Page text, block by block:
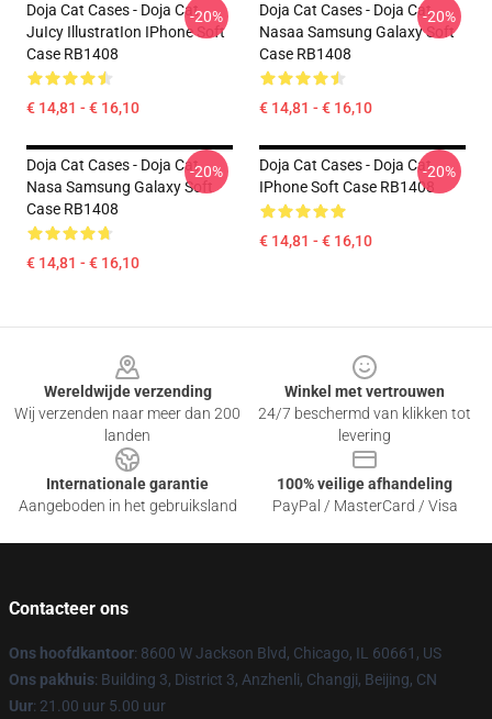
Doja Cat Cases - Doja Cat
JuIcy IllustratIon IPhone Soft
Case RB1408
€ 14,81 - € 16,10
-20%
Doja Cat Cases - Doja Cat
Nasaa Samsung Galaxy Soft
Case RB1408
€ 14,81 - € 16,10
-20%
Doja Cat Cases - Doja Cat
Nasa Samsung Galaxy Soft
Case RB1408
€ 14,81 - € 16,10
-20%
Doja Cat Cases - Doja Cat
IPhone Soft Case RB1408
€ 14,81 - € 16,10
-20%
Wereldwijde verzending
Wij verzenden naar meer dan 200
landen
Winkel met vertrouwen
24/7 beschermd van klikken tot
levering
Internationale garantie
Aangeboden in het gebruiksland
100% veilige afhandeling
PayPal / MasterCard / Visa
Contacteer ons
Ons hoofdkantoor: 8600 W Jackson Blvd, Chicago, IL 60661, US
Ons pakhuis: Building 3, District 3, Anzhenli, Changji, Beijing, CN
Uur: 21.00 uur 5.00 uur